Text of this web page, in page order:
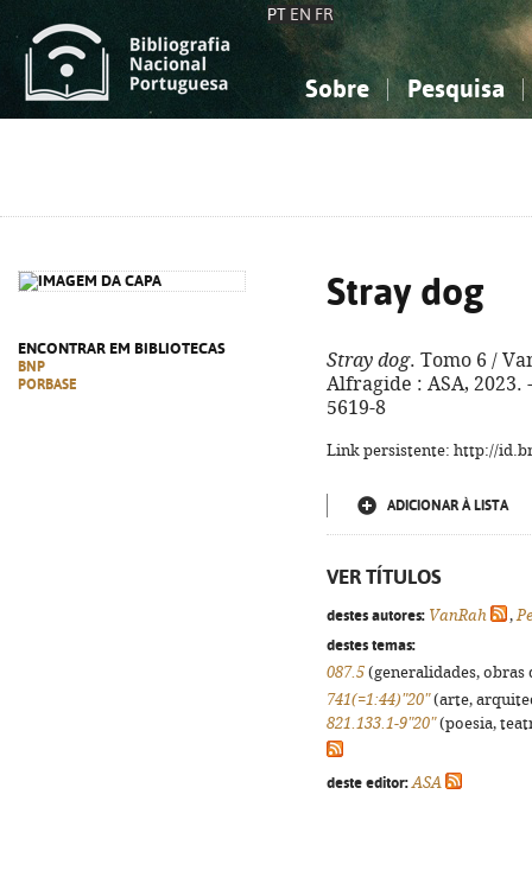
PT EN FR
Sobre Pesquisa
ENCONTRAR EM BIBLIOTECAS
BNP
PORBASE
Stray dog
Stray dog. Tomo 6 /
Alfragide : ASA, 2023.
5619-8
Link persistente: http://
ADICIONAR À LISTA
VER TÍTULOS
destes autores: VanRah ,
destes temas:
087.5 (generalidades,
741(=1:44)"20"(arte,
821.133.1-9"20"(poesia,
deste editor: ASA